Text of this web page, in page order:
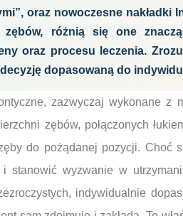
oraz nowoczesne
zębów, różnią się one
oraz procesu leczenia.
dopasowaną do
zazwyczaj wykonane z
zębów, połączonych
do pożądanej pozycji. Choć
i stanowić wyzwanie w
indywidualnie